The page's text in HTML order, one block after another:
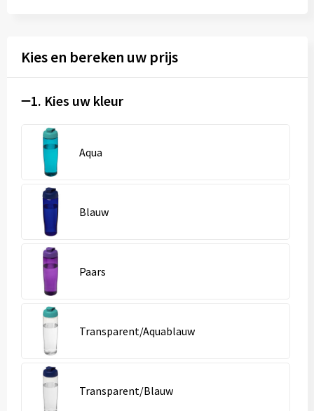
Kies en bereken uw prijs
1. Kies uw kleur
Aqua
Blauw
Paars
Transparent/Aquablauw
Transparent/Blauw